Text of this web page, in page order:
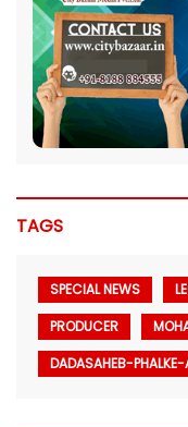
TAGS
SPECIAL NEWS
PRODUCER
DADASAHEB-